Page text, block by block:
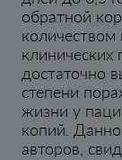
обратной
количеством
достаточно
степени
жизни у
копий.
авторов,